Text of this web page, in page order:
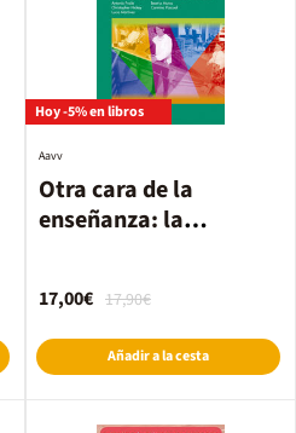
Hoy -5% en libros
Otra cara de la
enseñanza: la
Aavv
17,90€
17,00€
Añadir a la cesta